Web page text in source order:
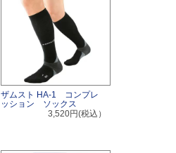
ザムスト HA-1 コンプレ
ッション ソックス
3,520円(税込）